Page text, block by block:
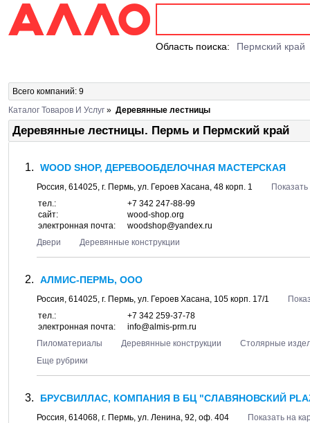
Область поиска: Пермский край
Всего компаний: 9
Каталог Товаров И Услуг » Деревянные лестницы
Деревянные лестницы. Пермь и Пермский край
WOOD SHOP, ДЕРЕВООБДЕЛОЧНАЯ МАСТЕРСКАЯ
Россия, 614025, г. Пермь, ул. Героев Хасана, 48 корп. 1
тел.:
+7 342 247-88-99
сайт:
wood-shop.org
электронная почта:
woodshop@yandex.ru
Двери
Деревянные конструкции
АЛМИС-ПЕРМЬ, ООО
Россия, 614025, г. Пермь, ул. Героев Хасана, 105 корп. 17/1
тел.:
+7 342 259-37-78
электронная почта:
info@almis-prm.ru
Пиломатериалы
Деревянные конструкции
Столярные
Еще рубрики
БРУСВИЛЛАС, КОМПАНИЯ В БЦ "СЛАВЯНОВСКИЙ
Россия, 614068, г. Пермь, ул. Ленина, 92, оф. 404
Показать на